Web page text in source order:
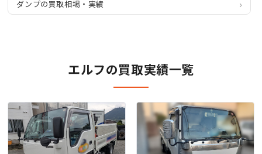
ダンプの買取相場・実績
エルフの買取実績一覧